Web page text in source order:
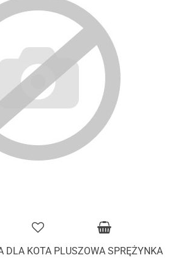
DLA KOTA PLUSZOWA SPRĘŻYNKA